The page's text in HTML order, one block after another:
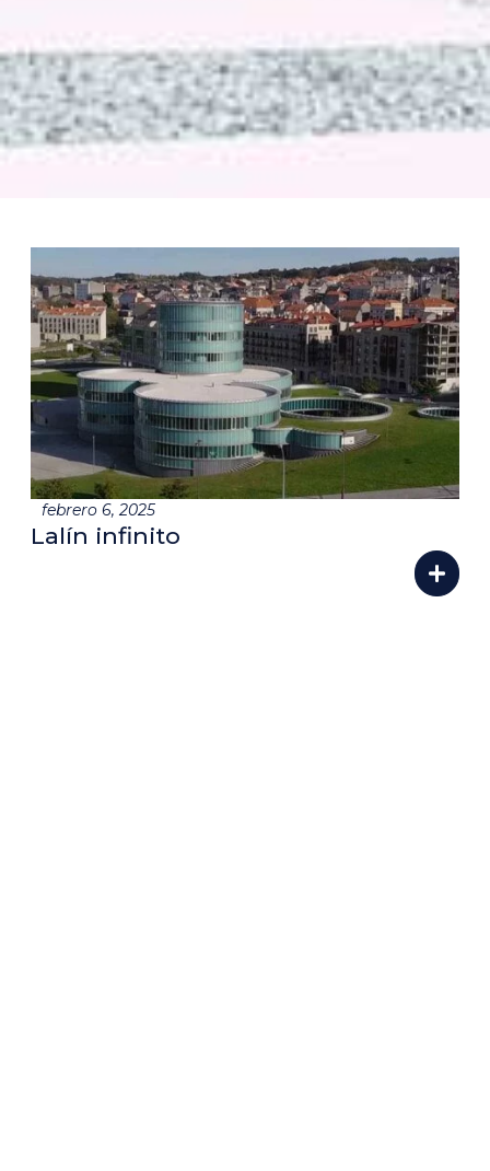
febrero 6, 2025
Lalín infinito